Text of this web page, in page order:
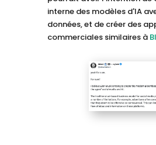
interne des modèles d'IA
données, et de créer des
commerciales similaires à